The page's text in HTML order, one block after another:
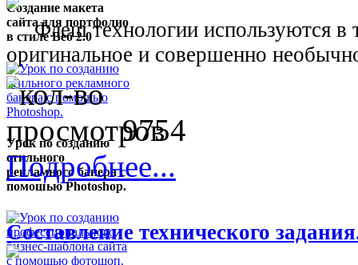
Создание макета
сайта для портфолио
в стиле Веб 2.0
Урок по созданию
стильного
рекламного банера с
помошью Photoshop.
Флеш технологии используются в
оригинальное и совершенно
9754
Подробнее...
Составление технического